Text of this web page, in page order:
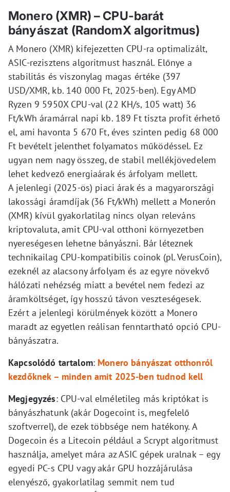
Monero (XMR) – CPU-barát
bányászat (RandomX algoritmus)
A Monero (XMR) kifejezetten CPU-ra optimalizált,
ASIC-rezisztens algoritmust használ. Előnye a
stabilitás és viszonylag magas értéke (397
USD/XMR, kb. 140 000 Ft, 2025-ben). Egy AMD
Ryzen 9 5950X CPU-val (22 KH/s, 105 watt) 36
Ft/kWh áramárral napi kb. 189 Ft tiszta profit érhető
el, ami havonta 5 670 Ft, éves szinten pedig 68 000
Ft bevételt jelenthet folyamatos működéssel. Ez
ugyan nem nagy összeg, de stabil mellékjövedelem
lehet kedvező energiaárak és árfolyam mellett.
A jelenlegi (2025-ös) piaci árak és a magyarországi
lakossági áramdíjak (36 Ft/kWh) mellett a Monerón
(XMR) kívül gyakorlatilag nincs olyan releváns
kriptovaluta, amit CPU-val otthoni környezetben
nyereségesen lehetne bányászni. Bár léteznek
technikailag CPU-kompatibilis coinok (pl. VerusCoin),
ezeknél az alacsony árfolyam és az egyre növekvő
hálózati nehézség miatt a bevétel nem fedezi az
áramköltséget, így hosszú távon veszteségesek.
Ezért a jelenlegi körülmények között a Monero
maradt az egyetlen reálisan fenntartható opció CPU-
bányászatra.
Kapcsolódó tartalom: Monero bányászat otthonról
kezdőknek – minden amit 2025-ben tudnod kell
Megjegyzés: CPU-val elméletileg más kriptókat is
bányászhatunk (akár Dogecoint is, megfelelő
szoftverrel), de ezek többsége nem hatékony. A
Dogecoin és a Litecoin például a Scrypt algoritmust
használja, amelyet mára az ASIC gépek uralnak – egy
egyedi PC-s CPU vagy akár GPU hozzájárulása
elenyésző, gyakorlatilag semmit nem tud